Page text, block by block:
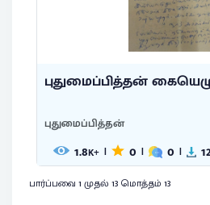
புதுமைப்பித்தன்
புதுமைப்பித்தன்
1.8K+ | 0 | 0 |
பார்ப்பவை 1 முதல் 13 மொத்தம் 13